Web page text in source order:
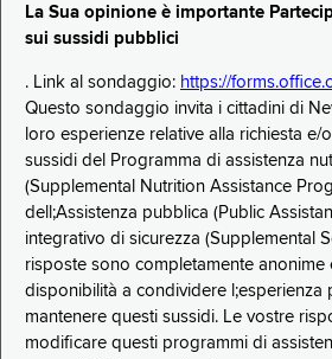
La Sua opinione è importante
sui sussidi pubblici
. Link al sondaggio: https://
Questo sondaggio invita i cittadini di
loro esperienze relative alla richiesta e/
sussidi del Programma di assistenza
(Supplemental Nutrition Assistance
dell;Assistenza pubblica (Public
integrativo di sicurezza (Supplemental
risposte sono completamente anonime
disponibilità a condividere l;esperienza
mantenere questi sussidi. Le vostre
modificare questi programmi di